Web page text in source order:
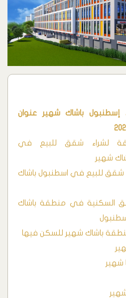
باشاك شهير عنوان
لشراء شقق للبيع في
شهير
شقق للبيع في اسطنبول باشاك
السكنية في منطقة باشاك
باشاك شهير للسكن فيها